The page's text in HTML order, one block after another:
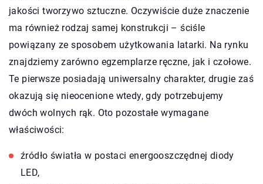
jakości tworzywo sztuczne. Oczywiście duże znaczenie
ma również rodzaj samej konstrukcji – ściśle
powiązany ze sposobem użytkowania latarki. Na rynku
znajdziemy zarówno egzemplarze ręczne, jak i czołowe.
Te pierwsze posiadają uniwersalny charakter, drugie zaś
okazują się nieocenione wtedy, gdy potrzebujemy
dwóch wolnych rąk. Oto pozostałe wymagane
właściwości:
źródło światła w postaci energooszczędnej diody
LED,